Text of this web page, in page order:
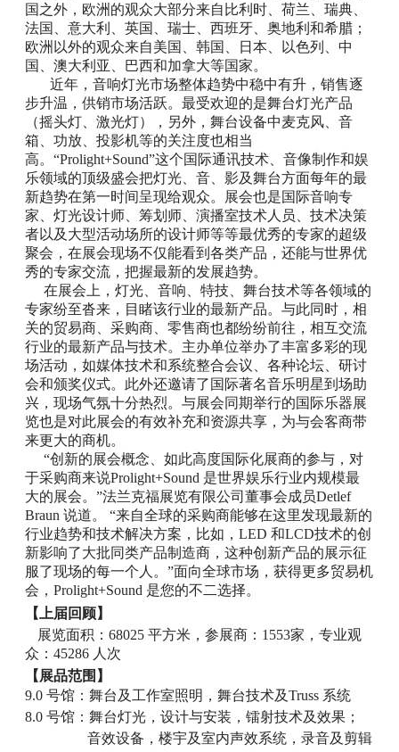
国之外，欧洲的观众大部分来自比利时、荷兰、瑞典、
法国、意大利、英国、瑞士、西班牙、奥地利和希腊；
欧洲以外的观众来自美国、韩国、日本、以色列、中
国、澳大利亚、巴西和加拿大等国家。
近年，音响灯光市场整体趋势中稳中有升，销售逐
步升温，供销市场活跃。最受欢迎的是舞台灯光产品
（摇头灯、激光灯），另外，舞台设备中麦克风、音
箱、功放、投影机等的关注度也相当
高。“Prolight+Sound”这个国际通讯技术、音像制作和娱
乐领域的顶级盛会把灯光、音、影及舞台方面每年的最
新趋势在第一时间呈现给观众。展会也是国际音响专
家、灯光设计师、筹划师、演播室技术人员、技术决策
者以及大型活动场所的设计师等等最优秀的专家的超级
聚会，在展会现场不仅能看到各类产品，还能与世界优
秀的专家交流，把握最新的发展趋势。
在展会上，灯光、音响、特技、舞台技术等各领域的
专家纷至沓来，目睹该行业的最新产品。与此同时，相
关的贸易商、采购商、零售商也都纷纷前往，相互交流
行业的最新产品与技术。主办单位举办了丰富多彩的现
场活动，如媒体技术和系统整合会议、各种论坛、研讨
会和颁奖仪式。此外还邀请了国际著名音乐明星到场助
兴，现场气氛十分热烈。与展会同期举行的国际乐器展
览也是对此展会的有效补充和资源共享，为与会客商带
来更大的商机。
“创新的展会概念、如此高度国际化展商的参与，对
于采购商来说Prolight+Sound 是世界娱乐行业内规模最
大的展会。”法兰克福展览有限公司董事会成员Detlef
Braun说道。
“来自全球的采购商能够在这里发现最新的
行业趋势和技术解决方案，比如，LED和LCD技术的创
新影响了大批同类产品制造商，这种创新产品的展示征
服了现场的每一个人。”面向全球市场，获得更多贸易机
会，Prolight+Sound 是您的不二选择。
【上届回顾】
展览面积：68025平方米，参展商： 1553家，专业观
众：45286 人次
【展品范围】
9.0号馆：舞台及工作室照明，舞台技术及Truss 系统
8.0号馆：舞台灯光，设计与安装，镭射技术及效果；
音效设备，楼宇及室内声效系统，录音及剪辑